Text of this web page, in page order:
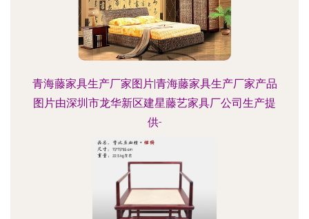
青海藤家具生产厂家图片|青海藤家具生产厂家产品
图片由深圳市龙华新区建星藤艺家具厂公司生产提
供-